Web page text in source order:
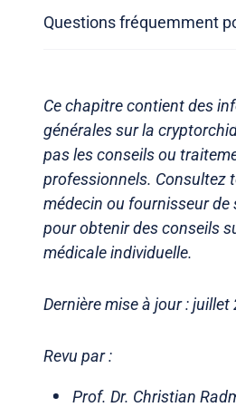
Questions fréquemment
Ce chapitre contient des
générales sur la
pas les conseils ou
professionnels. Consultez
médecin ou fournisseur de
pour obtenir des conseils
médicale individuelle.
Dernière mise à jour : juillet
Revu par :
Prof. Dr. Christian